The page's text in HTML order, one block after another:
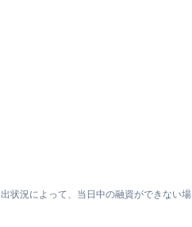
状況によって、当日中の融資ができない場